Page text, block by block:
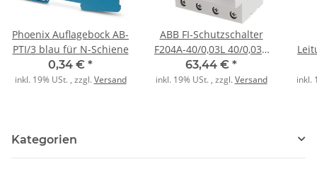
Phoenix Auflagebock AB-
PTI/3 blau für N-Schiene
0,34 € *
inkl. 19% USt. , zzgl.Versand
ABB FI-Schutzschalter
F204A-40/0,03L 40/0,03A
4polig
63,44 € *
inkl. 19% USt. , zzgl.Versand inkl.
Kategorien